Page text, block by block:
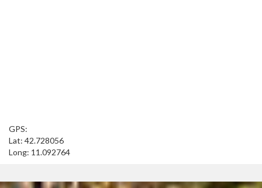
GPS:
Lat: 42.728056
Long: 11.092764